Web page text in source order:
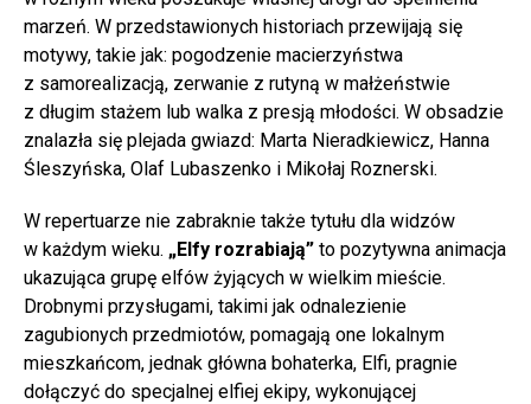
marzeń. W przedstawionych historiach przewijają się
motywy, takie jak: pogodzenie macierzyństwa
z samorealizacją, zerwanie z rutyną w małżeństwie
z długim stażem lub walka z presją młodości. W obsadzie
znalazła się plejada gwiazd: Marta Nieradkiewicz, Hanna
Śleszyńska, Olaf Lubaszenko i Mikołaj Roznerski.
W repertuarze nie zabraknie także tytułu dla widzów
w każdym wieku. „Elfy rozrabiają” to pozytywna animacja
ukazująca grupę elfów żyjących w wielkim mieście.
Drobnymi przysługami, takimi jak odnalezienie
zagubionych przedmiotów, pomagają one lokalnym
mieszkańcom, jednak główna bohaterka, Elfi, pragnie
dołączyć do specjalnej elfiej ekipy, wykonującej